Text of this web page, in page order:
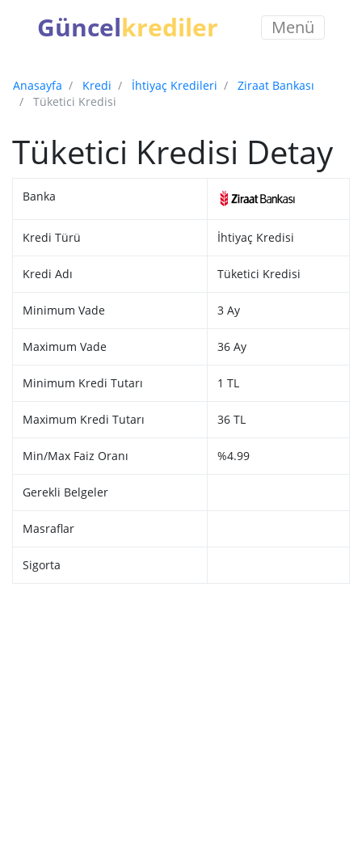
Güncelkrediler Menü
Anasayfa Kredi İhtiyaç Kredileri
Ziraat Bankası
Tüketici Kredisi
Tüketici Kredisi Detay
Banka
Kredi Türü İhtiyaç Kredisi
Kredi Adı Tüketici Kredisi
Minimum Vade 3 Ay
Maximum Vade 36 Ay
Minimum Kredi Tutarı 1 TL
Maximum Kredi Tutarı 36 TL
Min/Max Faiz Oranı %4.99
Gerekli Belgeler
Masraflar
Sigorta